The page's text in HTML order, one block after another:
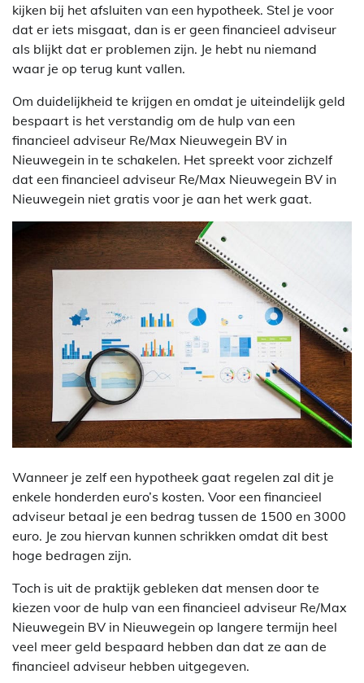
kijken bij het afsluiten van een hypotheek. Stel je voor
dat er iets misgaat, dan is er geen financieel adviseur
als blijkt dat er problemen zijn. Je hebt nu niemand
waar je op terug kunt vallen.
Om duidelijkheid te krijgen en omdat je uiteindelijk geld
bespaart is het verstandig om de hulp van een
financieel adviseur Re/Max Nieuwegein BV in
Nieuwegein in te schakelen. Het spreekt voor zichzelf
dat een financieel adviseur Re/Max Nieuwegein BV in
Nieuwegein niet gratis voor je aan het werk gaat.
Wanneer je zelf een hypotheek gaat regelen zal dit je
enkele honderden euro’s kosten. Voor een financieel
adviseur betaal je een bedrag tussen de 1500 en 3000
euro. Je zou hiervan kunnen schrikken omdat dit best
hoge bedragen zijn.
Toch is uit de praktijk gebleken dat mensen door te
kiezen voor de hulp van een financieel adviseur Re/Max
Nieuwegein BV in Nieuwegein op langere termijn heel
veel meer geld bespaard hebben dan dat ze aan de
financieel adviseur hebben uitgegeven.